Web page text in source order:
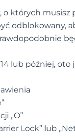
o których
odblokowany,
14 lub później,
„O”
Lock” lub